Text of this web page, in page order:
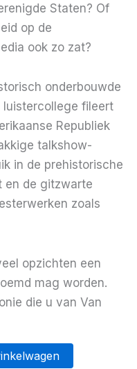
Staten? Of
op de
ook zo zat?
onderbouwde
luistercollege fileert
Republiek
talkshow-
in de prehistorische
en de gitzwarte
zoals
opzichten een
mag worden.
die u van Van